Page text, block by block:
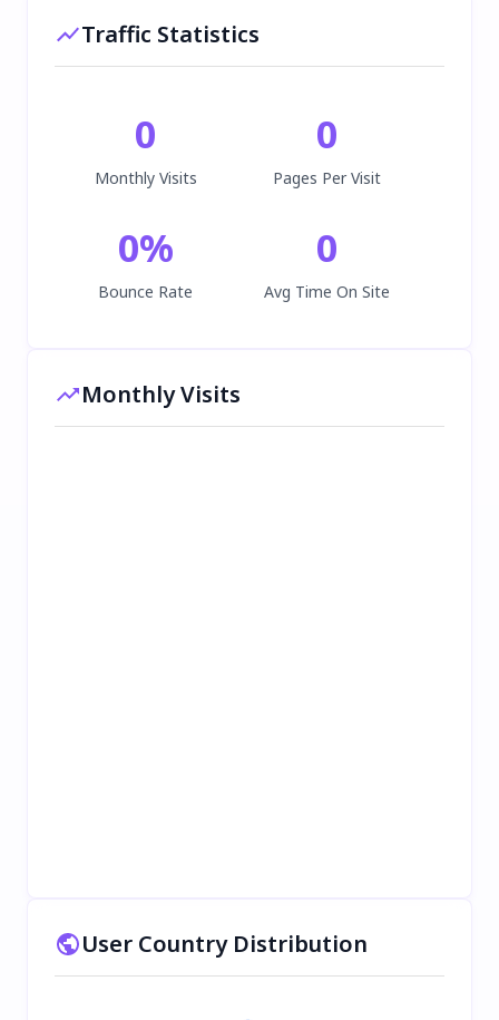
Traffic Statistics
0
Monthly Visits
0
Pages Per Visit
0%
Bounce Rate
0
Avg Time On Site
Monthly Visits
User Country Distribution